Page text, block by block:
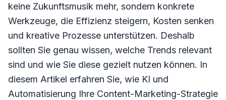
keine Zukunftsmusik mehr, sondern konkrete
Werkzeuge, die Effizienz steigern, Kosten senken
und kreative Prozesse unterstützen. Deshalb
sollten Sie genau wissen, welche Trends relevant
sind und wie Sie diese gezielt nutzen können. In
diesem Artikel erfahren Sie, wie KI und
Automatisierung Ihre Content-Marketing-Strategie